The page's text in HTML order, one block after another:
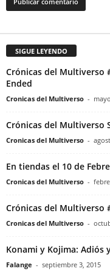
SIGUE LEYENDO
Crónicas del Multiverso
Ended
Cronicas del Multiverso -
Crónicas del Multiverso
Cronicas del Multiverso -
En tiendas el 10 de
Cronicas del Multiverso -
Crónicas del Multiverso
Cronicas del Multiverso -
Konami y Kojima: Adiós
Falange - septiembre 3, 2015